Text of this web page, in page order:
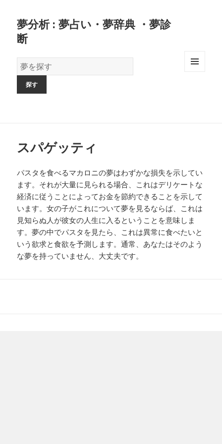
夢分析 : 夢占い・夢辞典 ・夢診
断
夢
の
スパゲッティ
パスタを食べるマカロニの夢はわずかな損失を示してい
ます。それが大量に見られる場合、これはデリケートな
経済に従うことによってお金を節約できることを示して
います。女の子がこれについて夢を見るならば、これは
見知らぬ人が彼女の人生に入るということを意味しま
す。夢の中でパスタを見たら、これは異常に食べたいと
いう欲求と食欲を予測します。通常、あなたはそのよう
な夢を持っていません、大丈夫です。